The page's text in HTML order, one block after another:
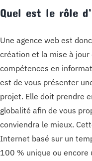
Quel est le rôle
Une agence web est
création et la mise à jour
compétences en
est de vous présenter
projet. Elle doit prendre
globalité afin de vous
conviendra le mieux.
Internet basé sur un
100 % unique ou